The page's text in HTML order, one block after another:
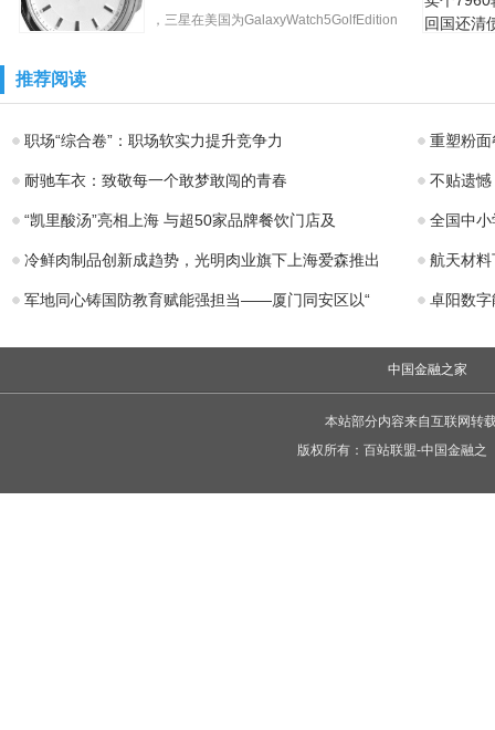
未来成谜
称软星多
GalaxyWatch5/Pr
，三星在美国为GalaxyWatch5GolfEdition
推荐阅读
职场“综合卷”：职场软实力提升竞争力 重塑粉
耐驰车衣：致敬每一个敢梦敢闯的青春 不贴遗
“凯里酸汤”亮相上海 与超50家品牌餐饮门店及 全国中
冷鲜肉制品创新成趋势，光明肉业旗下上海爱森推出 航天材料
军地同心铸国防教育赋能强担当——厦门同安区以“ 卓阳数
中国金融之家
本站部分内容来自互联网转
版权所有： 百站联盟-中国金融之